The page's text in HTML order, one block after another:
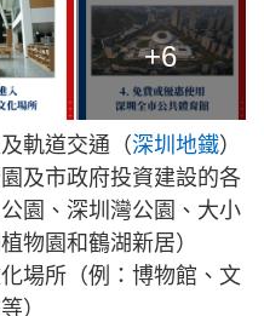
+6
軌道交通（深圳地鐵）
及市政府投資建設的各
園、深圳灣公園、大小
物園和鶴湖新居）
場所（例：博物館、文
）